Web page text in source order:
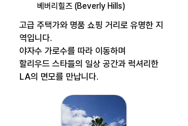
베버리힐즈 (Beverly Hills)
고급 주택가와 명품 쇼핑 거리로 유명한 지
역입니다.
야자수 가로수를 따라 이동하며
할리우드 스타들의 일상 공간과 럭셔리한
LA의 면모를 만납니다.